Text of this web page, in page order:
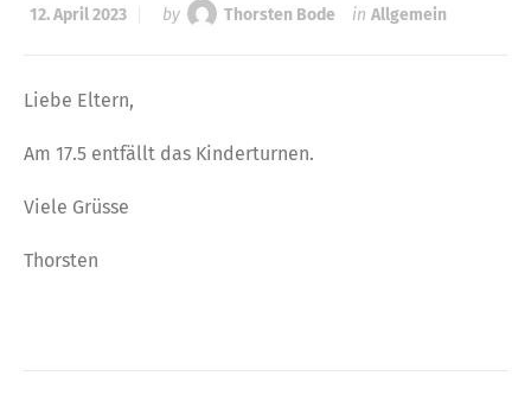
12. April 2023 by Thorsten Bode in Allgemein
Liebe Eltern,
Am 17.5 entfällt das Kinderturnen.
Viele Grüsse
Thorsten